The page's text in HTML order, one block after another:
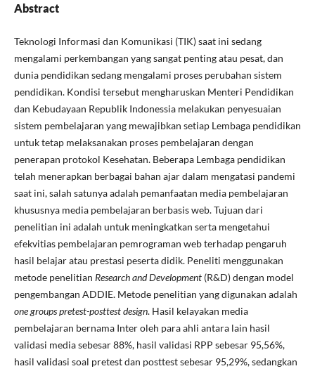
Abstract
Teknologi Informasi dan Komunikasi (TIK) saat ini sedang
mengalami perkembangan yang sangat penting atau pesat, dan
dunia pendidikan sedang mengalami proses perubahan sistem
pendidikan. Kondisi tersebut mengharuskan Menteri Pendidikan
dan Kebudayaan Republik Indonessia melakukan penyesuaian
sistem pembelajaran yang mewajibkan setiap Lembaga pendidikan
untuk tetap melaksanakan proses pembelajaran dengan
penerapan protokol Kesehatan. Beberapa Lembaga pendidikan
telah menerapkan berbagai bahan ajar dalam mengatasi pandemi
saat ini, salah satunya adalah pemanfaatan media pembelajaran
khususnya media pembelajaran berbasis web. Tujuan dari
penelitian ini adalah untuk meningkatkan serta mengetahui
efekvitias pembelajaran pemrograman web terhadap pengaruh
hasil belajar atau prestasi peserta didik. Peneliti menggunakan
metode penelitian Research and Development(R&D) dengan model
pengembangan ADDIE. Metode penelitian yang digunakan adalah
one groups pretest-posttest design. Hasil kelayakan media
pembelajaran bernama Inter oleh para ahli antara lain hasil
validasi media sebesar 88%, hasil validasi RPP sebesar 95,56%,
hasil validasi soal pretest dan posttest sebesar 95,29%, sedangkan